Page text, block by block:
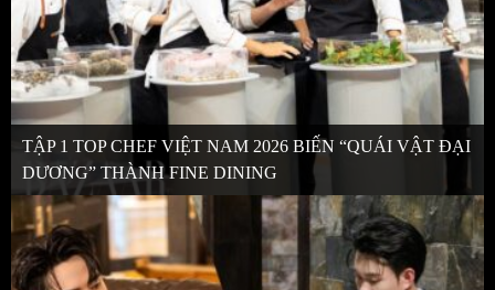
TẬP 1 TOP CHEF VIỆT NAM 2026 BIẾN “QUÁI VẬT ĐẠI
DƯƠNG” THÀNH FINE DINING